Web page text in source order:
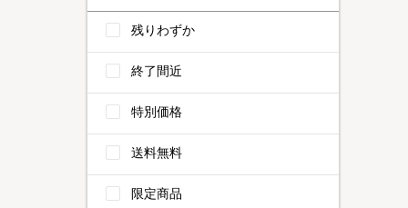
残りわずか
終了間近
特別価格
送料無料
限定商品